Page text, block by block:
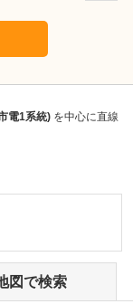
電1系統) を中心に直線
図で検索